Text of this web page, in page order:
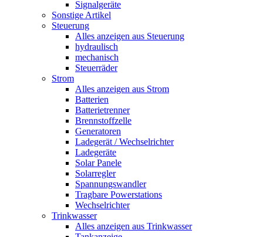
Signalgeräte
Sonstige Artikel
Steuerung
Alles anzeigen aus Steuerung
hydraulisch
mechanisch
Steuerräder
Strom
Alles anzeigen aus Strom
Batterien
Batterietrenner
Brennstoffzelle
Generatoren
Ladegerät / Wechselrichter
Ladegeräte
Solar Panele
Solarregler
Spannungswandler
Tragbare Powerstations
Wechselrichter
Trinkwasser
Alles anzeigen aus Trinkwasser